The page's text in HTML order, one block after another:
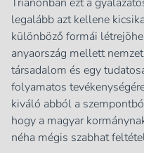
legalább azt kellene
különböző formái
anyaország mellett
társadalom és egy
folyamatos
kiváló abból a
hogy a magyar
néha mégis szabhat